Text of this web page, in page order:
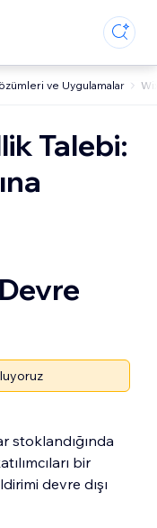
ve Uygulamalar
Talebi:
stoklandığında
bir
devre dışı